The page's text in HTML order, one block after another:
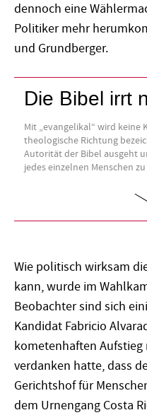
dennoch eine
Politiker mehr
und Grundberger.
Die Bibel irrt
Mit „evangelikal“ wird keine
theologische Richtung
Autorität der Bibel ausgeht
jedes einzelnen Menschen zu
Wie politisch wirksam
kann, wurde im
Beobachter sind sich
Kandidat Fabricio
kometenhaften
verdanken hatte, dass
Gerichtshof für
dem Urnengang Costa